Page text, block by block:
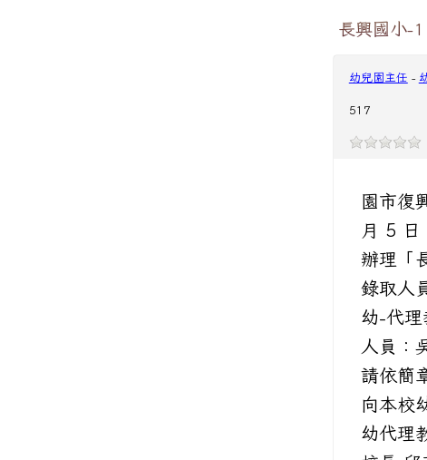
長興國小-
幼兒園主任 -
517
園市復
月 5 日
辦理「
錄取人
幼-代
人員：
請依簡
向本校
幼代理